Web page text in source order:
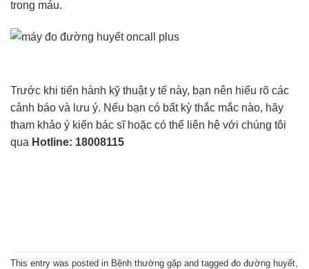
trong máu.
Trước khi tiến hành kỹ thuật y tế này, bạn nên hiểu rõ các
cảnh báo và lưu ý. Nếu bạn có bất kỳ thắc mắc nào, hãy
tham khảo ý kiến bác sĩ hoặc có thể liên hệ với chúng tôi
qua Hotline: 18008115
This entry was posted in Bệnh thường gặp and tagged đo đường huyết